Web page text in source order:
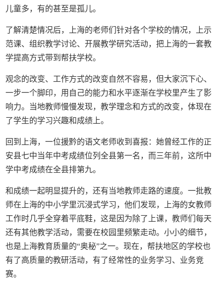
儿童多，有的甚至是孤儿。
了解清楚情况后，上海的老师们针对各个学校的情况，上示
范课、组织教学讨论、开展教学研究活动，把上海的一套教
学提高方式带到帮扶学校。
观念的改变、工作方式的改变自然不容易，但大家沉下心、
一步一个脚印，用自己的能力和水平逐渐在学校里产生了影
响力。当地教师慢慢发现，教学理念和方式的改变，体现在
了学生的学习兴趣和成绩上。
回到上海，一位援黔的语文老师收到喜报：她曾经工作的正
安县七中当年中考成绩位列全县第一名，而三年前，这所中
学中考成绩在全县排第九。
和成绩一起明显提升的，还有当地教师走路的速度。一批教
师在上海的中小学里沉浸式学习，他们发现，上海的女教师
工作时几乎全穿着平底鞋，这是因为除了上课，教师们每天
还有其他教学活动，需要在校园里频繁走动。小小的细节，
也是上海教育质量的“奥秘”之一。现在，帮扶地区的学校也
有了高质量的教研活动，有了经常性的业务学习、业务竞
赛。